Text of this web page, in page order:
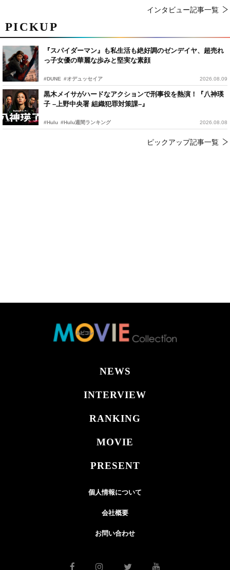
PICKUP
『スパイダーマン』も私生活も絶好調のゼンデイヤ、超売れ
っ子女優の華麗な歩みと堅実な素顔
#DUNE #オデュッセイア 2026.08.09
黒木メイサがハードなアクションで刑事役を熱演！『八神瑛
子 –上野中央署 組織犯罪対策課–』
#Hulu #Hulu週間ランキング 2026.08.08
ピックアップ記事一覧
インタビュー記事一覧
NEWS
INTERVIEW
RANKING
MOVIE
PRESENT
個人情報について
会社概要
お問い合わせ